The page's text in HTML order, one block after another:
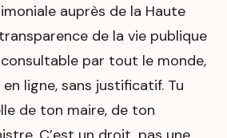
auprès de la Haute
de la vie publique
consultable par tout le monde,
ligne, sans justificatif. Tu
de ton maire, de ton